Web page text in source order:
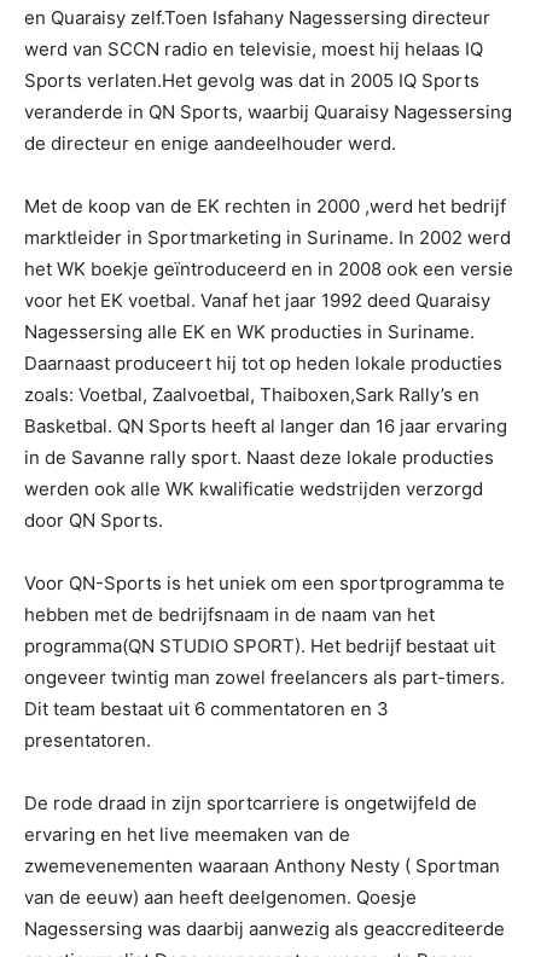
en Quaraisy zelf.Toen Isfahany Nagessersing directeur
werd van SCCN radio en televisie, moest hij helaas IQ
Sports verlaten.Het gevolg was dat in 2005 IQ Sports
veranderde in QN Sports, waarbij Quaraisy Nagessersing
de directeur en enige aandeelhouder werd.
Met de koop van de EK rechten in 2000 ,werd het bedrijf
marktleider in Sportmarketing in Suriname. In 2002 werd
het WK boekje geïntroduceerd en in 2008 ook een versie
voor het EK voetbal. Vanaf het jaar 1992 deed Quaraisy
Nagessersing alle EK en WK producties in Suriname.
Daarnaast produceert hij tot op heden lokale producties
zoals: Voetbal, Zaalvoetbal, Thaiboxen,Sark Rally’s en
Basketbal. QN Sports heeft al langer dan 16 jaar ervaring
in de Savanne rally sport. Naast deze lokale producties
werden ook alle WK kwalificatie wedstrijden verzorgd
door QN Sports.
Voor QN-Sports is het uniek om een sportprogramma te
hebben met de bedrijfsnaam in de naam van het
programma(QN STUDIO SPORT). Het bedrijf bestaat uit
ongeveer twintig man zowel freelancers als part-timers.
Dit team bestaat uit 6 commentatoren en 3
presentatoren.
De rode draad in zijn sportcarriere is ongetwijfeld de
ervaring en het live meemaken van de
zwemevenementen waaraan Anthony Nesty ( Sportman
van de eeuw) aan heeft deelgenomen. Qoesje
Nagessersing was daarbij aanwezig als geaccrediteerde